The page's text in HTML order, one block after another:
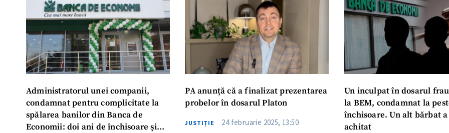
Administratorul unei companii,
condamnat pentru complicitate la
spălarea banilor din Banca de
Economii: doi ani de închisoare și
PA anunță că a finalizat prezentarea
probelor în dosarul Platon
JUSTIȚIE 24 februarie 2025, 13:50
Un inculpat în dosarul
la BEM, condamnat la
închisoare. Un alt bărbat
achitat
Titlu știre + Adaugă titlu
Fotografie + Încarcă imagine
CONTACT SURSĂ
Sursă anonimă
Nume + Numele
Email + Emailul
Telefon + Telefon